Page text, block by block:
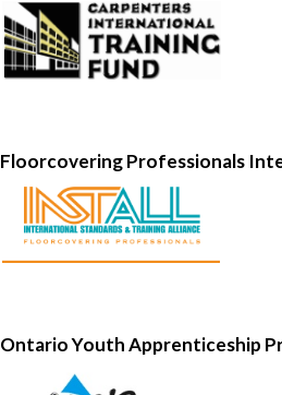
Floorcovering Professionals
Ontario Youth Apprenticeship